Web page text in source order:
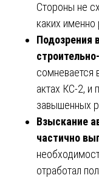
Стороны не
каких именно
Подозрения
сомневается
актах КС-2, и
завышенных
Взыскание
частично
отработал